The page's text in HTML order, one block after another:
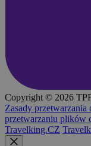
Copyright © 2026
Zasady
przetwarzaniu plików
Travelking.CZ